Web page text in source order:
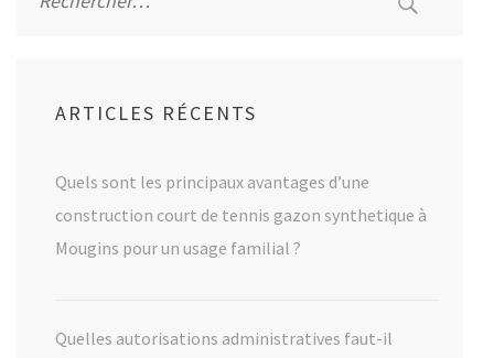
ARTICLES RÉCENTS
Quels sont les principaux avantages d’une
construction court de tennis gazon synthetique à
Mougins pour un usage familial ?
Quelles autorisations administratives faut-il